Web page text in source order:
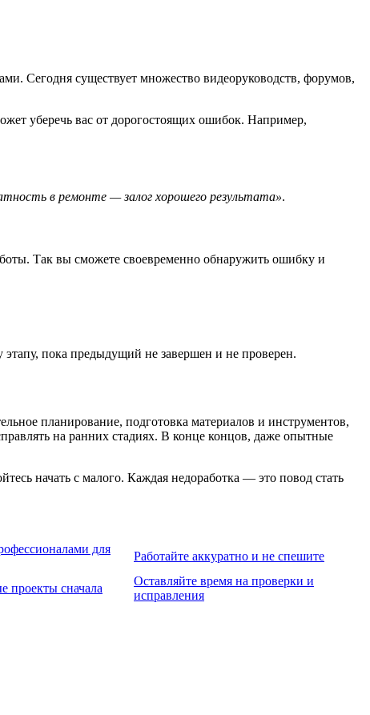
Сегодня существует множество видеоруководств, форумов,
уберечь вас от дорогостоящих ошибок. Например,
в ремонте — залог хорошего результата».
Так вы сможете своевременно обнаружить ошибку и
пока предыдущий не завершен и не проверен.
планирование, подготовка материалов и инструментов,
на ранних стадиях. В конце концов, даже опытные
начать с малого. Каждая недоработка — это повод стать
для
Работайте аккуратно и не спешите
проекты сначала
Оставляйте время на проверки и
исправления